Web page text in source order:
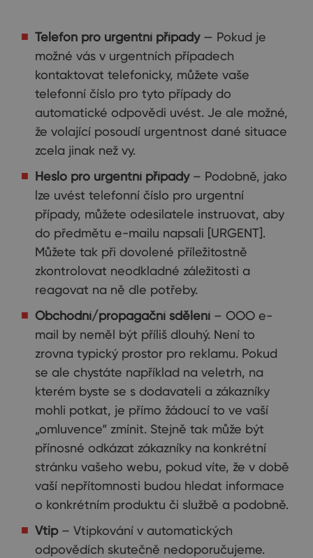
Telefon pro urgentní případy— Pokud je
možné vás v urgentních případech
kontaktovat telefonicky, můžete vaše
telefonní číslo pro tyto případy do
automatické odpovědi uvést. Je ale možné,
že volající posoudí urgentnost dané situace
zcela jinak než vy.
Heslo pro urgentní případy – Podobně, jako
lze uvést telefonní číslo pro urgentní
případy, můžete odesilatele instruovat, aby
do předmětu e-mailu napsali [URGENT].
Můžete tak při dovolené příležitostně
zkontrolovat neodkladné záležitosti a
reagovat na ně dle potřeby.
Obchodní/propagační sdělení – OOO e-
mail by neměl být příliš dlouhý. Není to
zrovna typický prostor pro reklamu. Pokud
se ale chystáte například na veletrh, na
kterém byste se s dodavateli a zákazníky
mohli potkat, je přímo žádoucí to ve vaší
„omluvence“ zmínit. Stejně tak může být
přínosné odkázat zákazníky na konkrétní
stránku vašeho webu, pokud víte, že v době
vaší nepřítomnosti budou hledat informace
o konkrétním produktu či službě a podobně.
Vtip – Vtipkování v automatických
odpovědích skutečně nedoporučujeme.